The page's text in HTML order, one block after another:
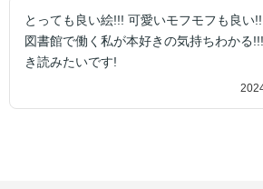
とっても良い絵!!! 可愛いモフモフも良
図書館で働く私が本好きの気持ちわか
き読みたいです!